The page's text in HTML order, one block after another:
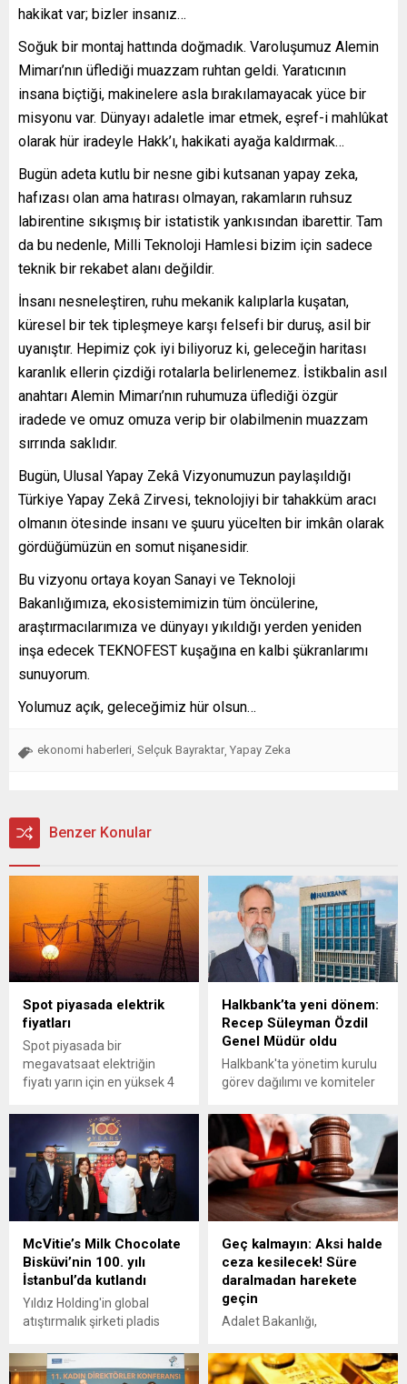
hakikat var; bizler insanız…
Soğuk bir montaj hattında doğmadık. Varoluşumuz Alemin
Mimarı’nın üflediği muazzam ruhtan geldi. Yaratıcının
insana biçtiği, makinelere asla bırakılamayacak yüce bir
misyonu var. Dünyayı adaletle imar etmek, eşref-i mahlûkat
olarak hür iradeyle Hakk’ı, hakikati ayağa kaldırmak…
Bugün adeta kutlu bir nesne gibi kutsanan yapay zeka,
hafızası olan ama hatırası olmayan, rakamların ruhsuz
labirentine sıkışmış bir istatistik yankısından ibarettir. Tam
da bu nedenle, Milli Teknoloji Hamlesi bizim için sadece
teknik bir rekabet alanı değildir.
İnsanı nesneleştiren, ruhu mekanik kalıplarla kuşatan,
küresel bir tek tipleşmeye karşı felsefi bir duruş, asil bir
uyanıştır. Hepimiz çok iyi biliyoruz ki, geleceğin haritası
karanlık ellerin çizdiği rotalarla belirlenemez. İstikbalin asıl
anahtarı Alemin Mimarı’nın ruhumuza üflediği özgür
iradede ve omuz omuza verip bir olabilmenin muazzam
sırrında saklıdır.
Bugün, Ulusal Yapay Zekâ Vizyonumuzun paylaşıldığı
Türkiye Yapay Zekâ Zirvesi, teknolojiyi bir tahakküm aracı
olmanın ötesinde insanı ve şuuru yücelten bir imkân olarak
gördüğümüzün en somut nişanesidir.
Bu vizyonu ortaya koyan Sanayi ve Teknoloji
Bakanlığımıza, ekosistemimizin tüm öncülerine,
araştırmacılarımıza ve dünyayı yıkıldığı yerden yeniden
inşa edecek TEKNOFEST kuşağına en kalbi şükranlarımı
sunuyorum.
Yolumuz açık, geleceğimiz hür olsun…
ekonomi haberleri Selçuk Bayraktar Yapay Zeka
Benzer Konular
Spot piyasada elektrik
fiyatları
Spot piyasada bir
megavatsaat elektriğin
fiyatı yarın için en yüksek 4
lira 1 kuruş oldu.
Halkbank’ta yeni dönem:
Recep Süleyman Özdil
Genel Müdür oldu
Halkbank'ta yönetim kurulu
görev dağılımı ve komiteler
Aydın'ın yönetim kurulu
başkanı, Şeref Aksaç'ın
yönetim kurulu başkan
vekili, Recep Süleyman
Özdil'in genel müdür
olmasına karar verildi.
McVitie’s Milk Chocolate
Bisküvi’nin 100. yılı
İstanbul’da kutlandı
Yıldız Holding'in global
atıştırmalık şirketi pladis
McVitie's Milk Chocolate
Bisküvi'nin 100. yılı
Geç kalmayın: Aksi halde
ceza kesilecek! Süre
daralmadan harekete
geçin
Adalet Bakanlığı,
uzamaların önüne geçmek
için yeni bir düzenleme